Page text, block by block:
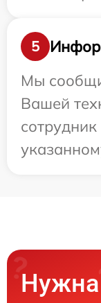
5
Мы
Вашей
Нужна